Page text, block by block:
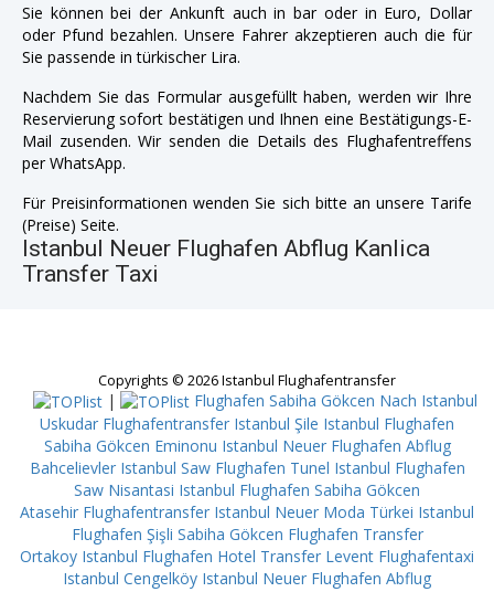
Sie können bei der Ankunft auch in bar oder in Euro, Dollar
oder Pfund bezahlen. Unsere Fahrer akzeptieren auch die für
Sie passende in türkischer Lira.
Nachdem Sie das Formular ausgefüllt haben, werden wir Ihre
Reservierung sofort bestätigen und Ihnen eine Bestätigungs-E-
Mail zusenden. Wir senden die Details des Flughafentreffens
per WhatsApp.
Für Preisinformationen wenden Sie sich bitte an unsere Tarife
(Preise) Seite.
Istanbul Neuer Flughafen Abflug Kanlica
Transfer Taxi
Copyrights © 2026 Istanbul Flughafentransfer
|
Flughafen Sabiha Gökcen Nach Istanbul
Uskudar Flughafentransfer Istanbul Şile Istanbul Flughafen
Sabiha Gökcen Eminonu Istanbul Neuer Flughafen Abflug
Bahcelievler Istanbul Saw Flughafen Tunel Istanbul Flughafen
Saw Nisantasi Istanbul Flughafen Sabiha Gökcen
Atasehir Flughafentransfer Istanbul Neuer Moda Türkei Istanbul
Flughafen Şişli Sabiha Gökcen Flughafen Transfer
Ortakoy Istanbul Flughafen Hotel Transfer Levent Flughafentaxi
Istanbul Cengelköy Istanbul Neuer Flughafen Abflug